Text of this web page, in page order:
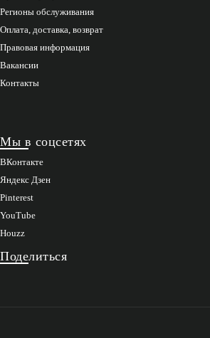
Регионы обслуживания
Оплата, доставка, возврат
Правовая информация
Вакансии
Контакты
Мы в соцсетях
ВКонтакте
Яндекс Дзен
Pinterest
YouTube
Houzz
Поделиться